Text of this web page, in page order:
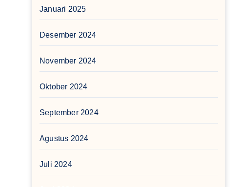
Januari 2025
Desember 2024
November 2024
Oktober 2024
September 2024
Agustus 2024
Juli 2024